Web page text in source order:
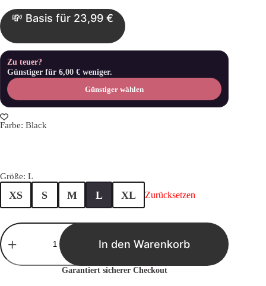
💸 Basis für 23,99 €
Zu teuer?
Günstiger für 6,00 € weniger.
Günstiger wählen
Farbe: Black
Größe: L
XS S M L XL Zurücksetzen
30
Geburtstag
einhorn
shirt
provokant
In den Warenkorb
Garantiert sicherer Checkout